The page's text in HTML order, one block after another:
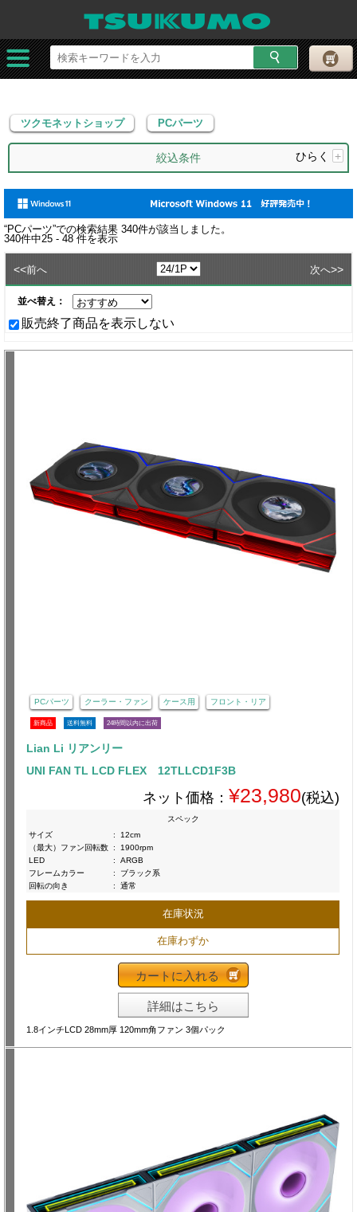
ツクモネットショップ PCパーツ
ツクモネットショップ PCパーツ
絞込条件 ひらく +
“PCパーツ”での検索結果 340件が該当しました。
340件中25 - 48 件を表示
<<前へ 次へ>>
並べ替え：
販売終了商品を表示しない
PCパーツ クーラー・ファン ケース用 フロント・リア
新商品 送料無料 24時間以内に出荷
Lian Li リアンリー
UNI FAN TL LCD FLEX 12TLLCD1F3B
ネット価格： ¥23,980(税込)
スペック
サイズ
:
12cm
（最大）ファン回転数 :
1900rpm
LED
:
ARGB
フレームカラー
:
ブラック系
回転の向き
: 通常
在庫状況
在庫わずか
カートに入れる
詳細はこちら
1.8インチLCD 28mm厚 120mm角ファン 3個パック